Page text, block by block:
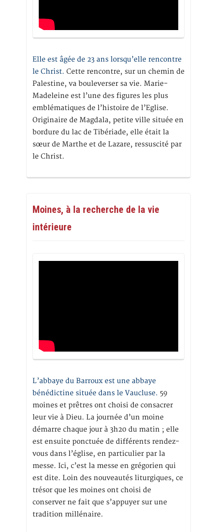
Elle est âgée de 23 ans lorsqu’elle rencontre
le Christ. Cette rencontre, sur un chemin de
Palestine, va bouleverser sa vie. Marie-
Madeleine est l’une des figures les plus
emblématiques de l’histoire de l’Eglise.
Originaire de Magdala, petite ville située en
bordure du lac de Tibériade, elle était la
sœur de Marthe et de Lazare, ressuscité par
le Christ.
Moines, à la recherche de la vie
intérieure
L’abbaye du Barroux est une abbaye
bénédictine située dans le Vaucluse. 59
moines et prêtres ont choisi de consacrer
leur vie à Dieu. La journée d’un moine
démarre chaque jour à 3h20 du matin ; elle
est ensuite ponctuée de différents rendez-
vous dans l’église, en particulier par la
messe. Ici, c’est la messe en grégorien qui
est dite. Loin des nouveautés liturgiques, ce
trésor que les moines ont choisi de
conserver ne fait que s’appuyer sur une
tradition millénaire.